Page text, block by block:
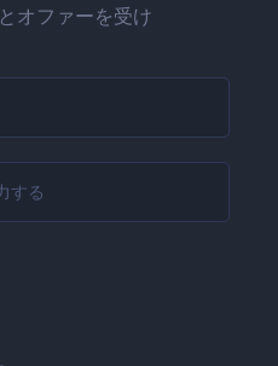
オファーを受け